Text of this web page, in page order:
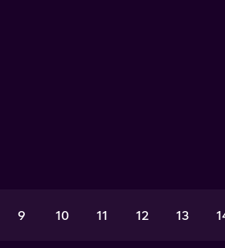
9 10 11 12 13